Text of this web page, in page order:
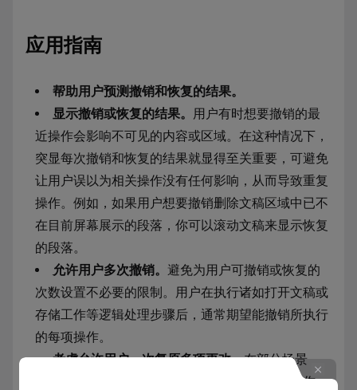
应用指南
帮助用户预测撤销和恢复的结果。
显示撤销或恢复的结果。 用户有时想要撤销的最
近操作会影响不可见的内容或区域。在这种情况下，
突显每次撤销和恢复的结果就显得至关重要，可避免
让用户误以为相关操作没有任何影响，从而导致重复
操作。例如，如果用户想要撤销删除文稿区域中已不
在目前屏幕展示的段落，你可以滚动文稿来显示恢复
的段落。
允许用户多次撤销。 避免为用户可撤销或恢复的
次数设置不必要的限制。用户在执行诸如打开文稿或
存储工作等逻辑处理步骤后，通常期望能撤销所执行
的每项操作。
考虑允许用户一次复原多项更改。在部分场景
下，用户可能想要撤销一系列独立但又相关的操作，